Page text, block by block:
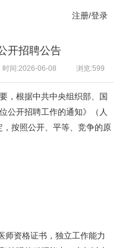
注册/登录
开招聘公告
浏览:599
时间:2026-06-08
根据中共中央组织部、国
公开招聘工作的通知》（人
按照公开、平等、竞争的原
资格证书，独立工作能力